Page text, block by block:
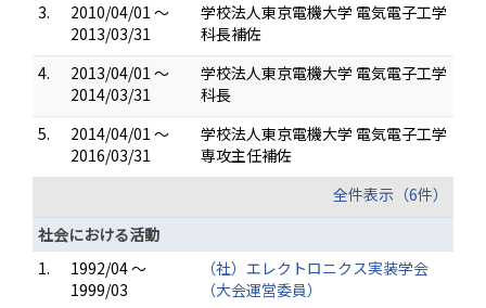
3.
2010/04/01 ～
2013/03/31
学校法人東京電機大学 電気電子工学
科長補佐
4.
2013/04/01 ～
2014/03/31
学校法人東京電機大学 電気電子工学
科長
5.
2014/04/01 ～
2016/03/31
学校法人東京電機大学 電気電子工学
専攻主任補佐
全件表示（6件）
社会における活動
1.
1992/04 ～
1999/03
（社）エレクトロニクス実装学会
（大会運営委員）